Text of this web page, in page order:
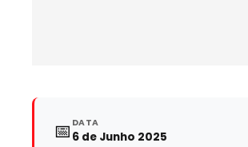
📅 DATA
6 de Junho 2025